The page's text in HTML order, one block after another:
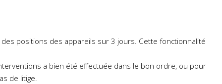
positions des appareils sur 3 jours. Cette fonctionnalité
a bien été effectuée dans le bon ordre, ou pour
de litige.